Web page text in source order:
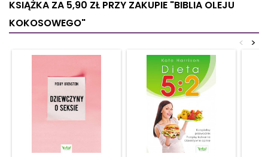
KSIĄŻKA ZA 5,90 ZŁPRZY ZAKUPIE "BIBLIA OLEJU
KOKOSOWEGO"
>
<